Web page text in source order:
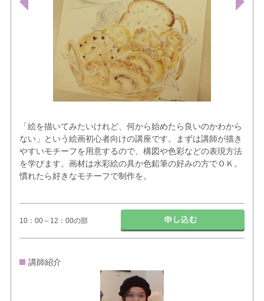
「絵を描いてみたいけれど、何から始めたら良いのかわから
ない」という絵画初心者向けの講座です。まずは講師が描き
やすいモチーフを用意するので、構図や色彩などの表現方法
を学びます。画材は水彩絵の具か色鉛筆の好みの方でＯＫ。
慣れたら好きなモチーフで制作を。
10：00～12：00の部
講師紹介